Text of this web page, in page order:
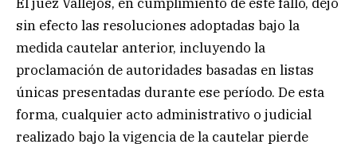
El juez Vallejos, en cumplimiento de este fallo, dejó
sin efecto las resoluciones adoptadas bajo la
medida cautelar anterior, incluyendo la
proclamación de autoridades basadas en listas
únicas presentadas durante ese período. De esta
forma, cualquier acto administrativo o judicial
realizado bajo la vigencia de la cautelar pierde